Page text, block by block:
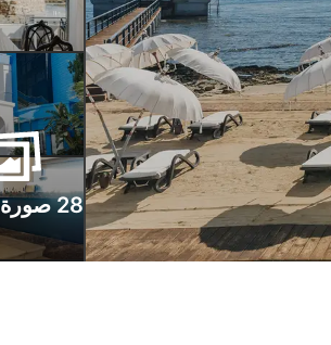
28 صورة إضافية